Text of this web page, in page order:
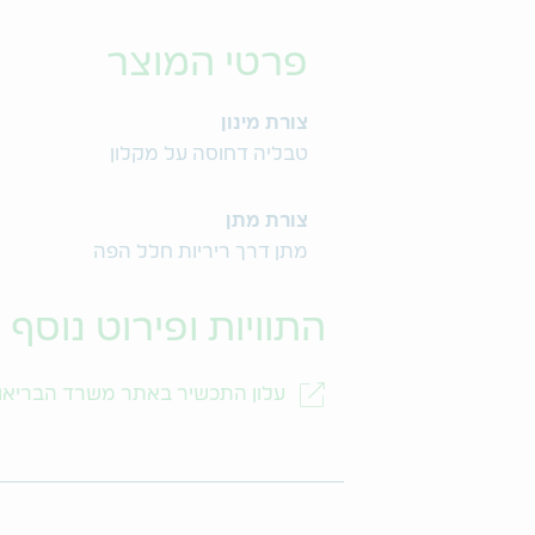
פרטי המוצר
צורת מינון
טבליה דחוסה על מקלון
צורת מתן
מתן דרך ריריות חלל הפה
התוויות ופירוט נוסף
עלון התכשיר באתר משרד